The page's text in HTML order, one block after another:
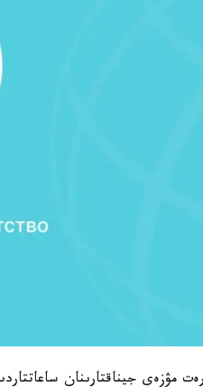
مۋزەي جيناقتارىنان